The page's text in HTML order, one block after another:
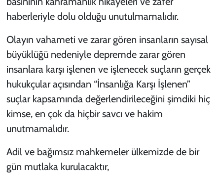
haberleriyle dolu olduğu unutulmamalıdır.
Olayın vahameti ve zarar gören insanların sayısal
büyüklüğü nedeniyle depremde zarar gören
insanlara karşı işlenen ve işlenecek suçların gerçek
hukukçular açısından “İnsanlığa Karşı İşlenen”
suçlar kapsamında değerlendirileceğini şimdiki hiç
kimse, en çok da hiçbir savcı ve hakim
unutmamalıdır.
Adil ve bağımsız mahkemeler ülkemizde de bir
gün mutlaka kurulacaktır,